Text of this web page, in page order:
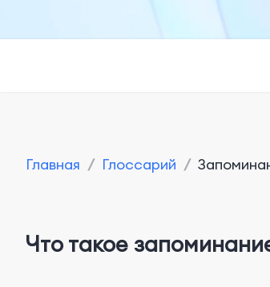
Главная / Глоссарий /
Что такое